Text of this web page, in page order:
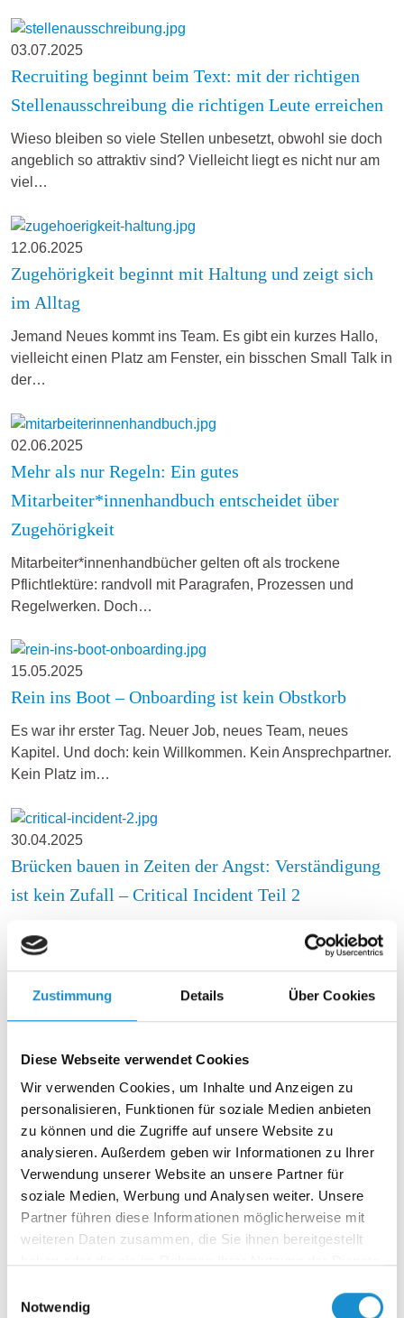
Zustimmung Details Über Cookies
Diese Webseite verwendet Cookies
Wir verwenden Cookies, um Inhalte und Anzeigen zu
personalisieren, Funktionen für soziale Medien anbieten
zu können und die Zugriffe auf unsere Website zu
analysieren. Außerdem geben wir Informationen zu Ihrer
Verwendung unserer Website an unsere Partner für
soziale Medien, Werbung und Analysen weiter. Unsere
Partner führen diese Informationen möglicherweise mit
weiteren Daten zusammen, die Sie ihnen bereitgestellt
Notwendig
03.07.2025
Recruiting beginnt beim Text: mit der richtigen
Stellenausschreibung die richtigen Leute erreichen
Wieso bleiben so viele Stellen unbesetzt, obwohl sie doch
angeblich so attraktiv sind? Vielleicht liegt es nicht nur am
viel…
12.06.2025
Zugehörigkeit beginnt mit Haltung und zeigt sich
im Alltag
Jemand Neues kommt ins Team. Es gibt ein kurzes Hallo,
vielleicht einen Platz am Fenster, ein bisschen Small Talk in
der…
02.06.2025
Mehr als nur Regeln: Ein gutes
Mitarbeiter*innenhandbuch entscheidet über
Zugehörigkeit
Mitarbeiter*innenhandbücher gelten oft als trockene
Pflichtlektüre: randvoll mit Paragrafen, Prozessen und
Regelwerken. Doch…
15.05.2025
Rein ins Boot – Onboarding ist kein Obstkorb
Es war ihr erster Tag. Neuer Job, neues Team, neues
Kapitel. Und doch: kein Willkommen. Kein Ansprechpartner.
Kein Platz im…
30.04.2025
Brücken bauen in Zeiten der Angst: Verständigung
ist kein Zufall – Critical Incident Teil 2
keine einfachen Antworten – sondern mutige
Entscheidungen. Der erste…
Angst in Deutschland, zwei Seiten einer
Verunsicherung – Critical Incident Teil 1
Was passiert, wenn sich ein ganzes Land nicht mehr sicher
fühlt – und zugleich Millionen Menschen nicht mehr
dazugehören…
03.04.2025
Purpose oder Leitbild – was braucht ein